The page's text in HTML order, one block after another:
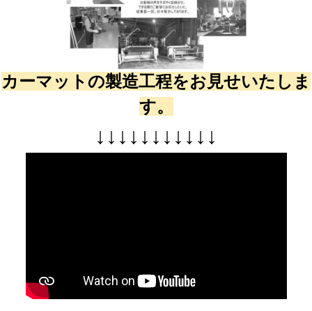
カーマットの製造工程をお見せいたしま
す。
↓ ↓ ↓ ↓ ↓ ↓ ↓ ↓ ↓ ↓ ↓